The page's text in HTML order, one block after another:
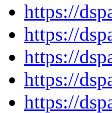
https://
https://
https://
https://
https://